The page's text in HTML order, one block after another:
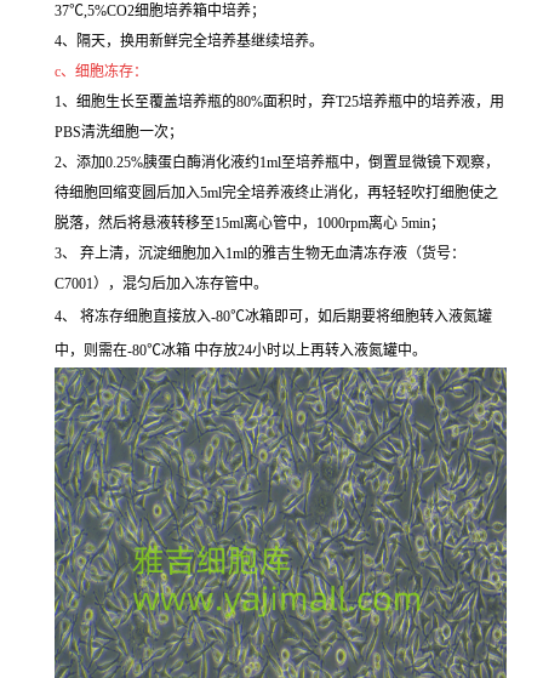
37℃,5%CO2细胞培养箱中培养；
4、隔天，换用新鲜完全培养基继续培养。
c、细胞冻存：
1、细胞生长至覆盖培养瓶的80%面积时，弃T25培养瓶中的培养液，用
PBS清洗细胞一次；
2、添加0.25%胰蛋白酶消化液约1ml至培养瓶中，倒置显微镜下观察，
待细胞回缩变圆后加入5ml完全培养液终止消化，再轻轻吹打细胞使之
脱落，然后将悬液转移至15ml离心管中，1000rpm离心 5min；
3、 弃上清，沉淀细胞加入1ml的雅吉生物无血清冻存液（货号：
C7001），混匀后加入冻存管中。
4、 将冻存细胞直接放入-80℃冰箱即可，如后期要将细胞转入液氮罐
中，则需在-80℃冰箱 中存放24小时以上再转入液氮罐中。